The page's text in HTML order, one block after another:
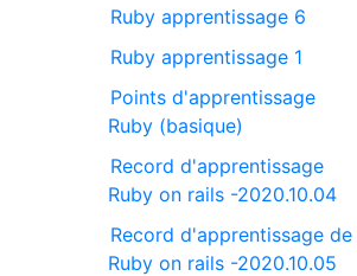
Ruby apprentissage 6
Ruby apprentissage 1
Points d'apprentissage
Ruby (basique)
Record d'apprentissage
Ruby on rails -2020.10.04
Record d'apprentissage de
Ruby on rails -2020.10.05